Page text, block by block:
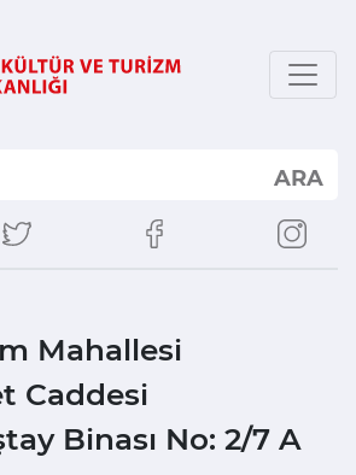
ARA
Mahallesi
Caddesi
Binası No: 2/7 A